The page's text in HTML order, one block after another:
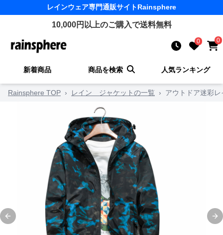
レインウェア専門通販サイトRainsphere
10,000円以上のご購入で送料無料
0 0
新着商品 商品を検索 人気ランキング
Rainsphere TOP › レイン ジャケットの一覧 › アウトドア迷彩
Previous slide